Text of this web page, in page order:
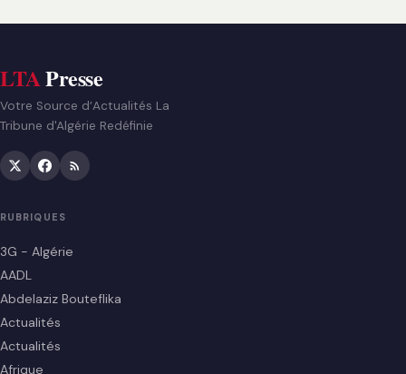
LTAPresse
Votre Source d’Actualités La
Tribune d'Algérie Redéfinie
RUBRIQUES
3G - Algérie
AADL
Abdelaziz Bouteflika
Actualités
Actualités
Afrique